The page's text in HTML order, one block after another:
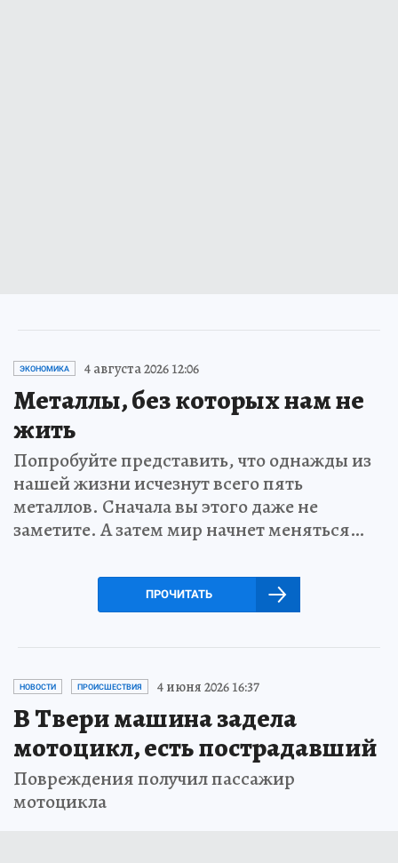
ЭКОНОМИКА 4 августа 2026 12:06
Металлы, без которых нам не
жить
Попробуйте представить, что однажды из
нашей жизни исчезнут всего пять
металлов. Сначала вы этого даже не
заметите. А затем мир начнет меняться…
ПРОЧИТАТЬ
НОВОСТИ ПРОИСШЕСТВИЯ 4 июня 2026 16:37
В Твери машина задела
мотоцикл, есть пострадавший
Повреждения получил пассажир
мотоцикла